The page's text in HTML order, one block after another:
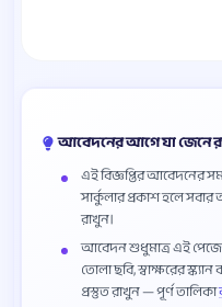
আবেদনের আগে যা জেনে
এই বিজ্ঞপ্তির আবেদনের
সার্কুলার প্রকাশ হলে
রাখুন।
আবেদন শুধুমাত্র এই
তোলা ছবি, স্বাক্ষরের
প্রস্তুত রাখুন — পূর্ণ তালিকা